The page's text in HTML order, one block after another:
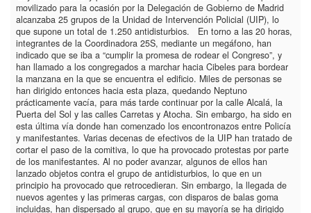
movilizado para la ocasión por la Delegación de Gobierno de Madrid
alcanzaba 25 grupos de la Unidad de Intervención Policial (UIP), lo
que supone un total de 1.250 antidisturbios. En torno a las 20 horas,
integrantes de la Coordinadora 25S, mediante un megáfono, han
indicado que se iba a “cumplir la promesa de rodear el Congreso”, y
han llamado a los congregados a marchar hacia Cibeles para bordear
la manzana en la que se encuentra el edificio. Miles de personas se
han dirigido entonces hacia esta plaza, quedando Neptuno
prácticamente vacía, para más tarde continuar por la calle Alcalá, la
Puerta del Sol y las calles Carretas y Atocha. Sin embargo, ha sido en
esta última vía donde han comenzado los encontronazos entre Policía
y manifestantes. Varias decenas de efectivos de la UIP han tratado de
cortar el paso de la comitiva, lo que ha provocado protestas por parte
de los manifestantes. Al no poder avanzar, algunos de ellos han
lanzado objetos contra el grupo de antidisturbios, lo que en un
principio ha provocado que retrocedieran. Sin embargo, la llegada de
nuevos agentes y las primeras cargas, con disparos de balas goma
incluidas, han dispersado al grupo, que en su mayoría se ha dirigido